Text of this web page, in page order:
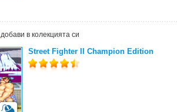
добави в колекцията си
Street Fighter II Champion Edition